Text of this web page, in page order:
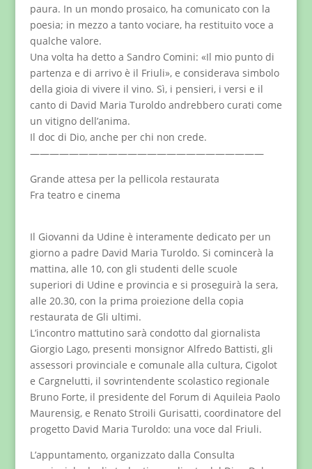
paura. In un mondo prosaico, ha comunicato con la
poesia; in mezzo a tanto vociare, ha restituito voce a
qualche valore.
Una volta ha detto a Sandro Comini: «Il mio punto di
partenza e di arrivo è il Friuli», e considerava simbolo
della gioia di vivere il vino. Sì, i pensieri, i versi e il
canto di David Maria Turoldo andrebbero curati come
un vitigno dell’anima.
Il doc di Dio, anche per chi non crede.
————————————————————————
Grande attesa per la pellicola restaurata
Fra teatro e cinema
Il Giovanni da Udine è interamente dedicato per un
giorno a padre David Maria Turoldo. Si comincerà la
mattina, alle 10, con gli studenti delle scuole
superiori di Udine e provincia e si proseguirà la sera,
alle 20.30, con la prima proiezione della copia
restaurata de Gli ultimi.
L’incontro mattutino sarà condotto dal giornalista
Giorgio Lago, presenti monsignor Alfredo Battisti, gli
assessori provinciale e comunale alla cultura, Cigolot
e Cargnelutti, il sovrintendente scolastico regionale
Bruno Forte, il presidente del Forum di Aquileia Paolo
Maurensig, e Renato Stroili Gurisatti, coordinatore del
progetto David Maria Turoldo: una voce dal Friuli.
L’appuntamento, organizzato dalla Consulta